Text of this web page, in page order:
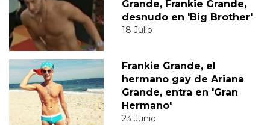
Grande, Frankie Grande,
desnudo en 'Big Brother'
18 Julio
Frankie Grande, el
hermano gay de Ariana
Grande, entra en 'Gran
Hermano'
23 Junio